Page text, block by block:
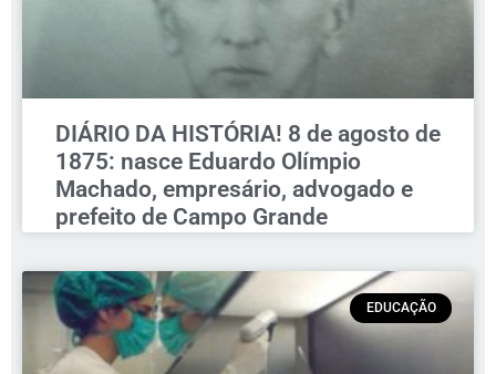
DIÁRIO DA HISTÓRIA! 8 de agosto de
1875: nasce Eduardo Olímpio
Machado, empresário, advogado e
prefeito de Campo Grande
EDUCAÇÃO